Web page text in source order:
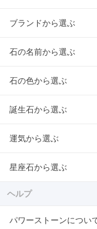
ブランドから選ぶ
石の名前から選ぶ
石の色から選ぶ
誕生石から選ぶ
運気から選ぶ
星座石から選ぶ
ヘルプ
パワーストーンについ